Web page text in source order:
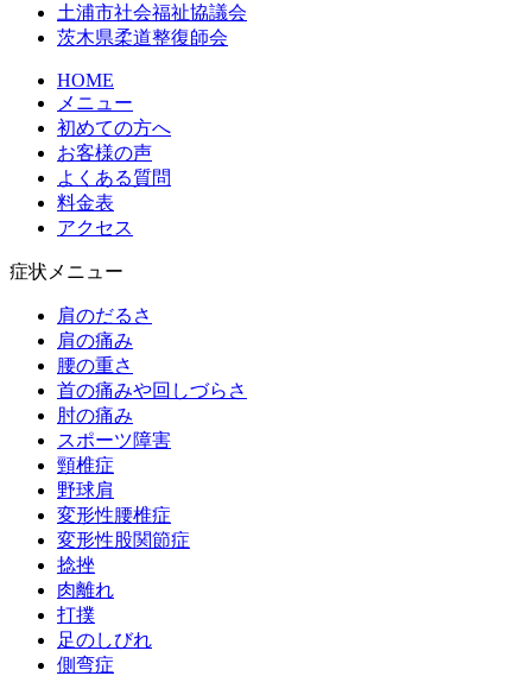
土浦市社会福祉協議会
茨木県柔道整復師会
HOME
メニュー
初めての方へ
お客様の声
よくある質問
料金表
アクセス
症状メニュー
肩のだるさ
肩の痛み
腰の重さ
首の痛みや回しづらさ
肘の痛み
スポーツ障害
頸椎症
野球肩
変形性腰椎症
変形性股関節症
捻挫
肉離れ
打撲
足のしびれ
側弯症